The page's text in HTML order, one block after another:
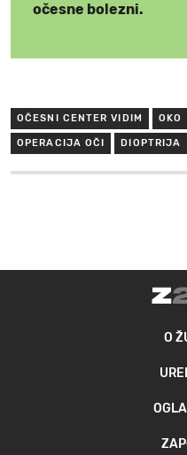
očesne bolezni.
OČESNI CENTER VIDIM OKO
OPERACIJA OČI DIOPTRIJA
O